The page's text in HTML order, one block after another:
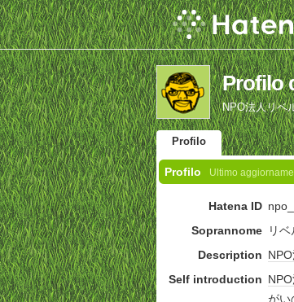
Profilo
NPO法人リベ
Profilo
Profilo Ultimo
Hatena ID
Soprannome
リ
Description
Self introduction
がい